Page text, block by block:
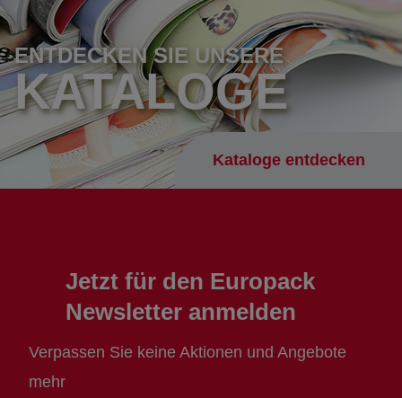
ENTDECKEN SIE UNSERE
KATALOGE
Kataloge entdecken
Jetzt für den Europack
Newsletter anmelden
Verpassen Sie keine Aktionen und Angebote
mehr